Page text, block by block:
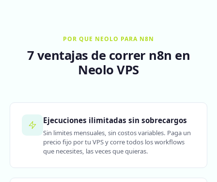
POR QUE NEOLO PARA N8N
7 ventajas de correr n8n en
Neolo VPS
Ejecuciones ilimitadas sin sobrecargos
Sin limites mensuales, sin costos variables. Paga un
precio fijo por tu VPS y corre todos los workflows
que necesites, las veces que quieras.